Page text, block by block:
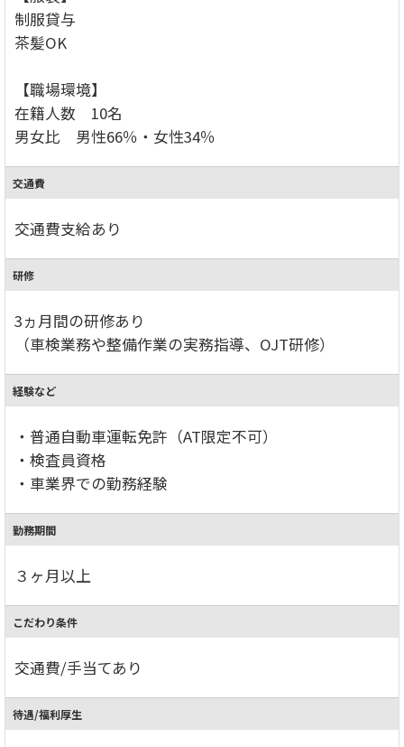
制服貸与
茶髪OK
【職場環境】
在籍人数 10名
男女比 男性66％・女性34％
交通費
交通費支給あり
研修
3ヵ月間の研修あり
（車検業務や整備作業の実務指導、OJT研修）
経験など
・普通自動車運転免許（AT限定不可）
・検査員資格
・車業界での勤務経験
勤務期間
３ヶ月以上
こだわり条件
交通費/手当てあり
待遇/福利厚生